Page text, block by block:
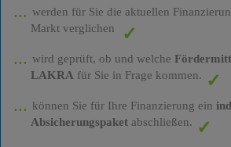
werden für Sie die aktuellen
Markt verglichen
wird geprüft, ob und welche
LAKRA für Sie in Frage kommen.
können Sie für Ihre Finanzierung ein
Absicherungspaketabschließen.